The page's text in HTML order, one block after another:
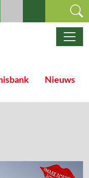
Nieuws